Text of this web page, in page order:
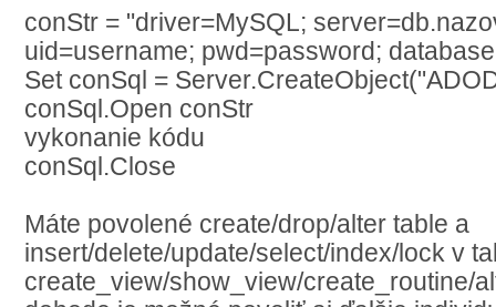
conStr = "driver=MySQL;
uid=username; pwd=password;
Set conSql =
conSql.Open conStr
vykonanie kódu
conSql.Close
Máte povolené create/drop/alter table a
insert/delete/update/select/index/lock v
create_view/show_view/create_routine/